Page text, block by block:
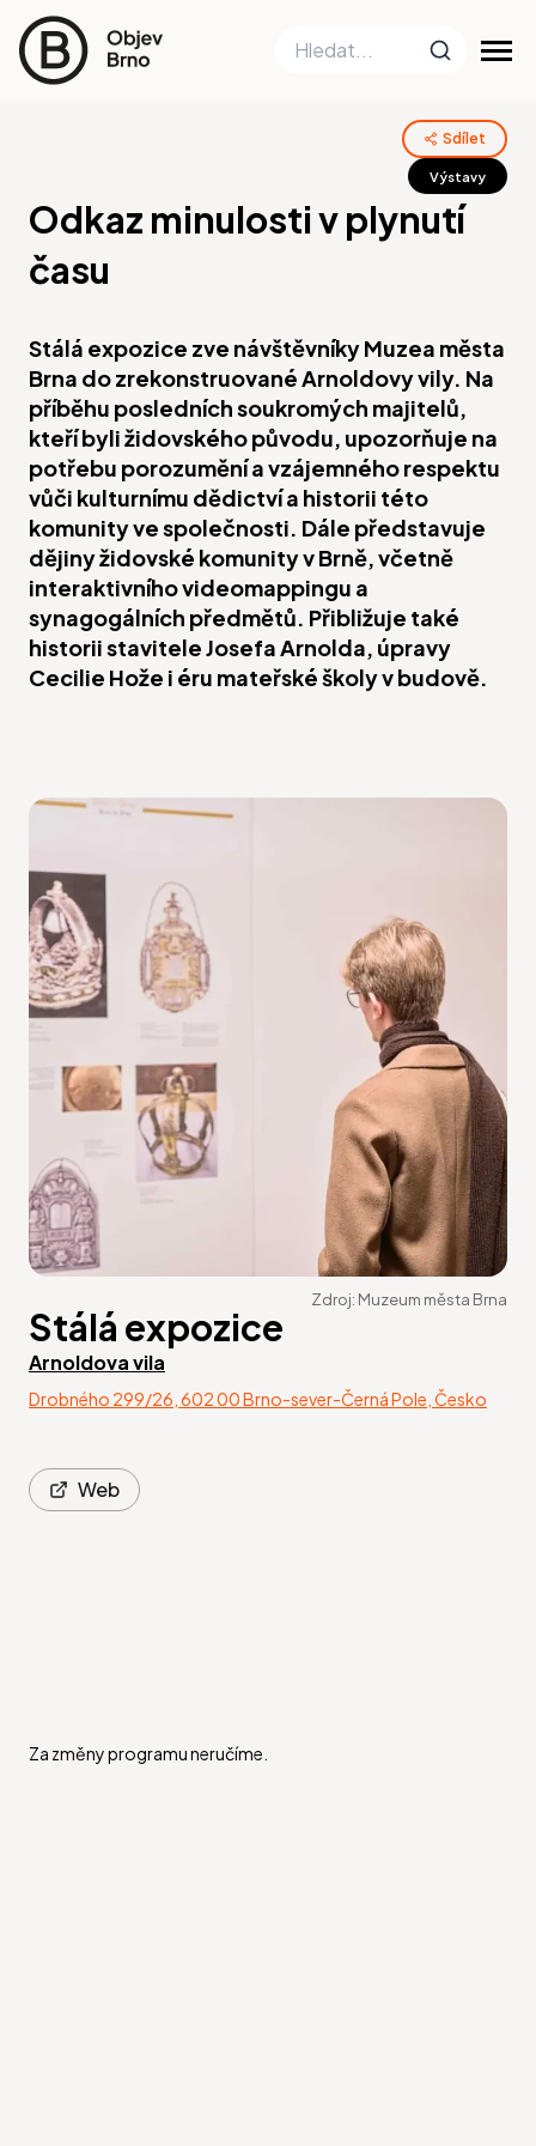
Sdílet
Výstavy
Odkaz minulosti v plynutí
času
Stálá expozice zve návštěvníky Muzea města
Brna do zrekonstruované Arnoldovy vily. Na
příběhu posledních soukromých majitelů,
kteří byli židovského původu, upozorňuje na
potřebu porozumění a vzájemného respektu
vůči kulturnímu dědictví a historii této
komunity ve společnosti. Dále představuje
dějiny židovské komunity v Brně, včetně
interaktivního videomappingu a
synagogálních předmětů. Přibližuje také
historii stavitele Josefa Arnolda, úpravy
Cecilie Hože i éru mateřské školy v budově.
Zdroj: Muzeum města Brna
Stálá expozice
Arnoldova vila
Drobného 299/26, 602 00 Brno-sever-Černá Pole, Česko
Web
Za změny programu neručíme.